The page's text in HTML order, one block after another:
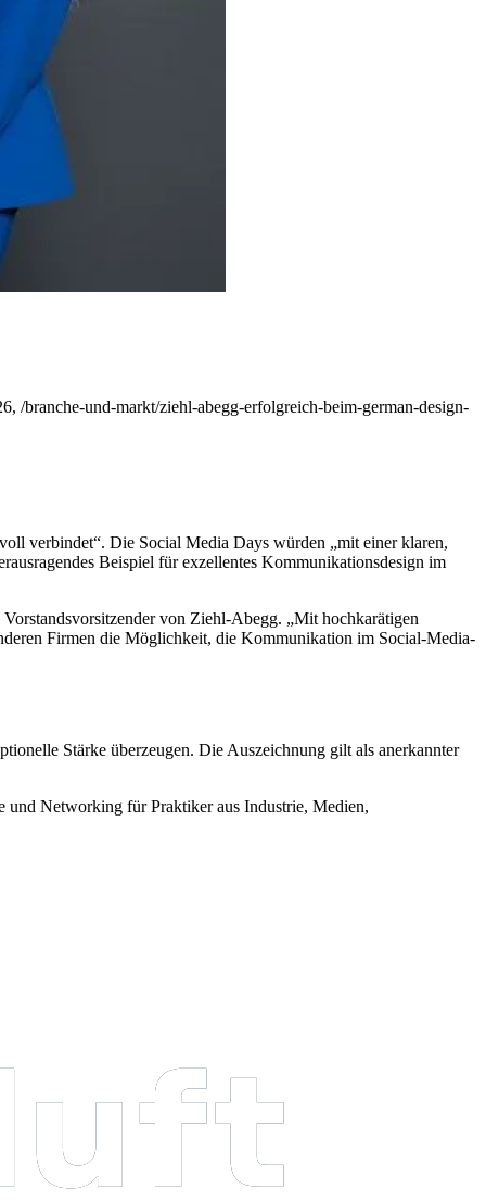
/branche-und-markt/ziehl-abegg-erfolgreich-beim-german-design-
verbindet“. Die Social Media Days würden „mit einer klaren,
Beispiel für exzellentes Kommunikationsdesign im
Vorstandsvorsitzender von Ziehl-Abegg. „Mit hochkarätigen
Firmen die Möglichkeit, die Kommunikation im Social-Media-
Stärke überzeugen. Die Auszeichnung gilt als anerkannter
und Networking für Praktiker aus Industrie, Medien,